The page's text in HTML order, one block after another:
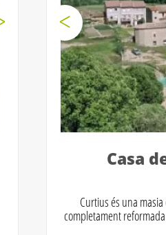
Casa
Curtius és una
completament